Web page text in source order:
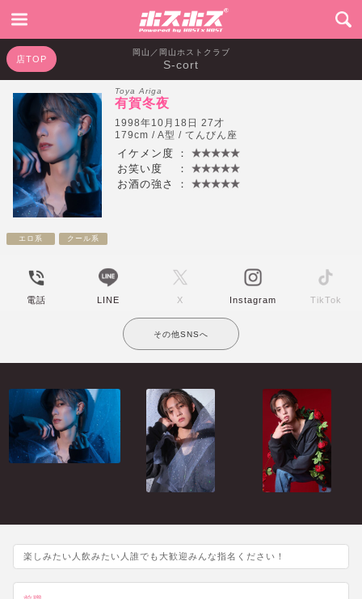
岡山／岡山ホストクラブ
S-cort
店TOP
Toya Ariga
有賀冬夜
1998年10月18日 27才
179cm / A型 / てんびん座
イケメン度
：
お笑い度
：
お酒の強さ
：
エロ系 クール系
電話 LINE X Instagram TikTok
その他SNSへ
楽しみたい人飲みたい人誰でも大歓迎みんな指名ください！